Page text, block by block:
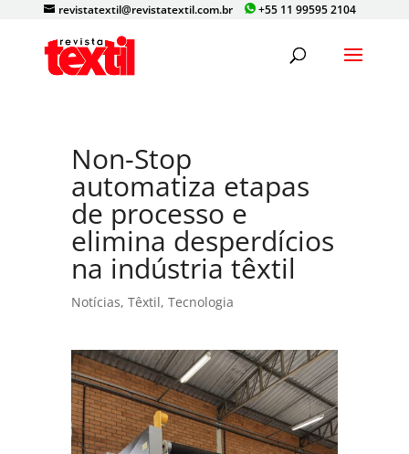
+55 11 99595 2104
revistatextil@revistatextil.com.br
Non-Stop
automatiza etapas
de processo e
elimina desperdícios
na indústria têxtil
Notícias,Têxtil,Tecnologia